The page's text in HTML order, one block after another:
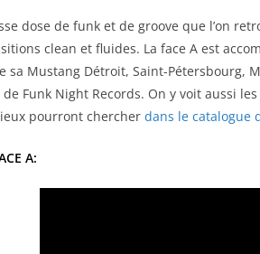
dose de funk et de groove que l’on
clean et fluides. La face A est
sa Mustang Détroit, Saint-Pétersbourg,
Funk Night Records. On y voit aussi
pourront chercher dans le catalogue
A: